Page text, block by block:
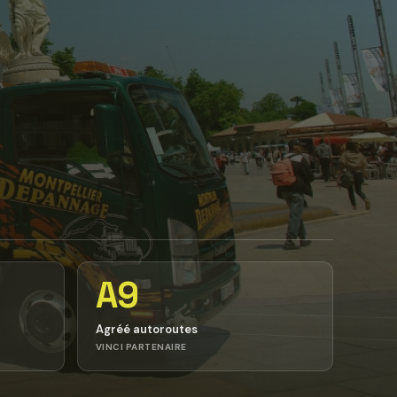
A9
Agréé autoroutes
VINCI PARTENAIRE